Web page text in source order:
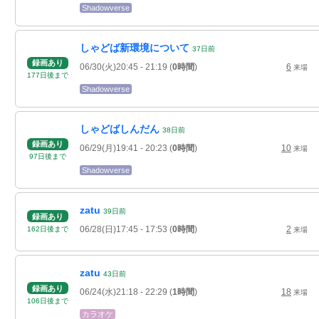
Shadowverse
録画あり
177 日後 まで
しゃどば新環境について 37日前
06/30(火)20:45 - 21:19 (0時間) 6 来場
Shadowverse
録画あり
97 日後 まで
しゃどばしんだん 38日前
06/29(月)19:41 - 20:23 (0時間) 10 来場
Shadowverse
録画あり
162日後 まで
zatu 39日前
06/28(日)17:45 - 17:53 (0時間) 2 来場
録画あり
106日後 まで
zatu 43日前
06/24(水)21:18 - 22:29 (1時間) 18 来場
カラオケ